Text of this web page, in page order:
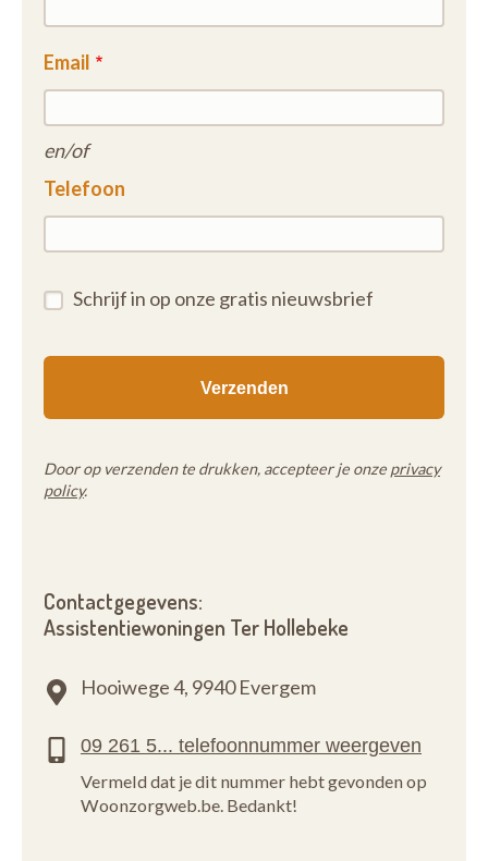
Email
en/of
Telefoon
Schrijf in op onze gratis nieuwsbrief
Door op verzenden te drukken, accepteer je onze privacy
policy.
Contactgegevens:
Assistentiewoningen Ter Hollebeke
Hooiwege 4, 9940 Evergem
Vermeld dat je dit nummer hebt gevonden op
Woonzorgweb.be. Bedankt!